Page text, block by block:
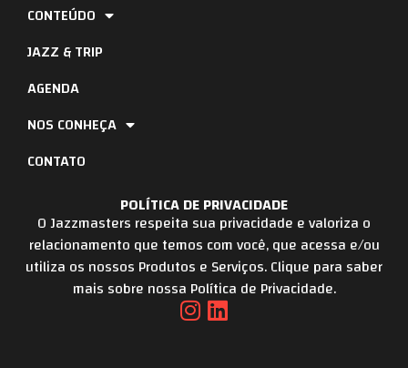
POLÍTICA DE PRIVACIDADE
O Jazzmasters respeita sua privacidade e valoriza o
relacionamento que temos com você, que acessa e/ou
utiliza os nossos Produtos e Serviços. Clique para saber
mais sobre nossa Política de Privacidade.
CONTEÚDO
JAZZ & TRIP
AGENDA
NOS CONHEÇA
CONTATO